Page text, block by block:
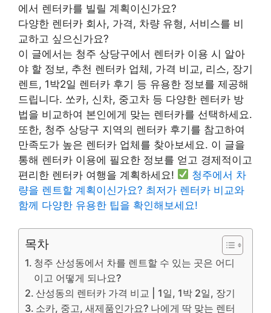
에서 렌터카를 빌릴 계획이신가요?
다양한 렌터카 회사, 가격, 차량 유형, 서비스를 비
교하고 싶으신가요?
이 글에서는 청주 상당구에서 렌터카 이용 시 알아
야 할 정보, 추천 렌터카 업체, 가격 비교, 리스, 장기
렌트, 1박2일 렌터카 후기 등 유용한 정보를 제공해
드립니다. 쏘카, 신차, 중고차 등 다양한 렌터카 방
법을 비교하여 본인에게 맞는 렌터카를 선택하세요.
또한, 청주 상당구 지역의 렌터카 후기를 참고하여
만족도가 높은 렌터카 업체를 찾아보세요. 이 글을
통해 렌터카 이용에 필요한 정보를 얻고 경제적이고
편리한 렌터카 여행을 계획하세요!
청주에서 차
량을 렌트할 계획이신가요? 최저가 렌터카 비교와
함께 다양한 유용한 팁을 확인해보세요!
목차
청주 산성동에서 차를 렌트할 수 있는 곳은 어디
이고 어떻게 되나요?
산성동의 렌터카 가격 비교 | 1일, 1박 2일, 장기
소카, 중고, 새제품인가요? 나에게 딱 맞는 렌터